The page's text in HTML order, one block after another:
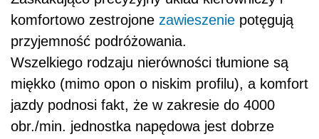
komfortowo zestrojone zawieszenie potęgują
przyjemność podróżowania.
Wszelkiego rodzaju nierówności tłumione są
miękko (mimo opon o niskim profilu), a komfort
jazdy podnosi fakt, że w zakresie do 4000
obr./min. jednostka napędowa jest dobrze